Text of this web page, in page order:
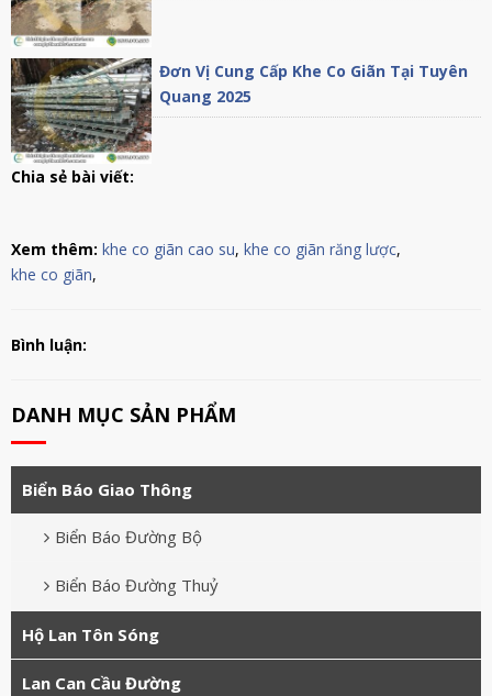
Đơn Vị Cung Cấp Khe Co Giãn Tại Tuyên
Quang 2025
Chia sẻ bài viết:
Xem thêm: khe co giãn cao su, khe co giãn răng lược,
khe co giãn,
Bình luận:
DANH MỤC SẢN PHẨM
Biển Báo Giao Thông
Biển Báo Đường Bộ
Biển Báo Đường Thuỷ
Hộ Lan Tôn Sóng
Lan Can Cầu Đường